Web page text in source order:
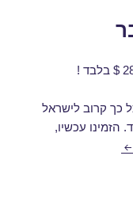
כך קרוב לישראל
במבצע של 289 $ בלבד. הזמינו עכשיו,
טיסה לאתונה בנובמבר